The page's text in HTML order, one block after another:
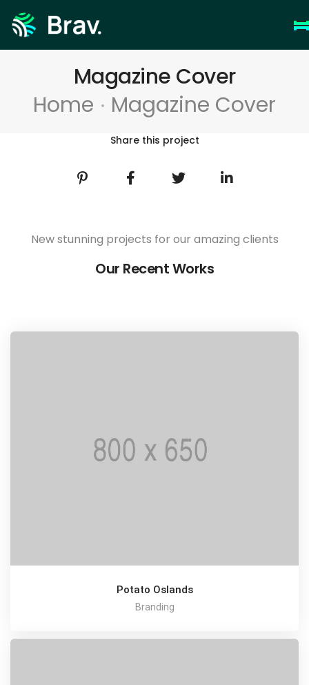
Magazine Cover
Home
Magazine Cover
Share this project
New stunning projects for our amazing clients
Our Recent Works
Potato Oslands
Branding